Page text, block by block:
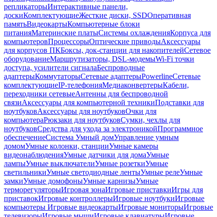
репликаторыИнтерактивные панели,
доскиКомплектующиеЖесткие диски, SSDОперативная
памятьВидеокартыКомпьютерные блоки
питанияМатеринские платыСистемы охлажденияКорпуса для
компьютеровПроцессорыОптические приводыАксессуары
для корпусов ПКБоксы, док-станции для накопителейСетевое
оборудованиеМаршрутизаторы, DSL-модемыWi-Fi точки
доступа, усилители сигналаБеспроводные
адаптерыКоммутаторыСетевые адаптерыPowerlineСетевые
комплектующиеIP-телефонияМедиаконвертерыКабели,
переходники сетевыеАнтенны для беспроводной
связиАксессуары для компьютерной техникиПодставки для
ноутбуковАксессуары для ноутбуковОчки для
компьютераРюкзаки для ноутбуковСумки, чехлы для
ноутбуковСредства для ухода за электроникойПрограммное
обеспечениеСистема Умный домУправление умным
домомУмные колонки, станцииУмные камеры
видеонаблюденияУмные датчики для домаУмные
лампыУмные выключателиУмные розеткиУмные
светильникиУмные светодиодные лентыУмные релеУмные
замкиУмные домофоныУмные карнизыУмные
терморегуляторыИгровая зонаИгровые приставкиИгры для
приставокИгровые контроллерыИгровые ноутбукиИгровые
компьютеры Игровые видеокартыИгровые мониторыИгровые